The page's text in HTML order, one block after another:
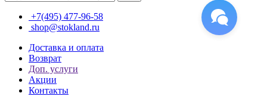
+7(495) 477-96-58
shop@stokland.ru
Доставка и оплата
Возврат
Доп. услуги
Акции
Контакты